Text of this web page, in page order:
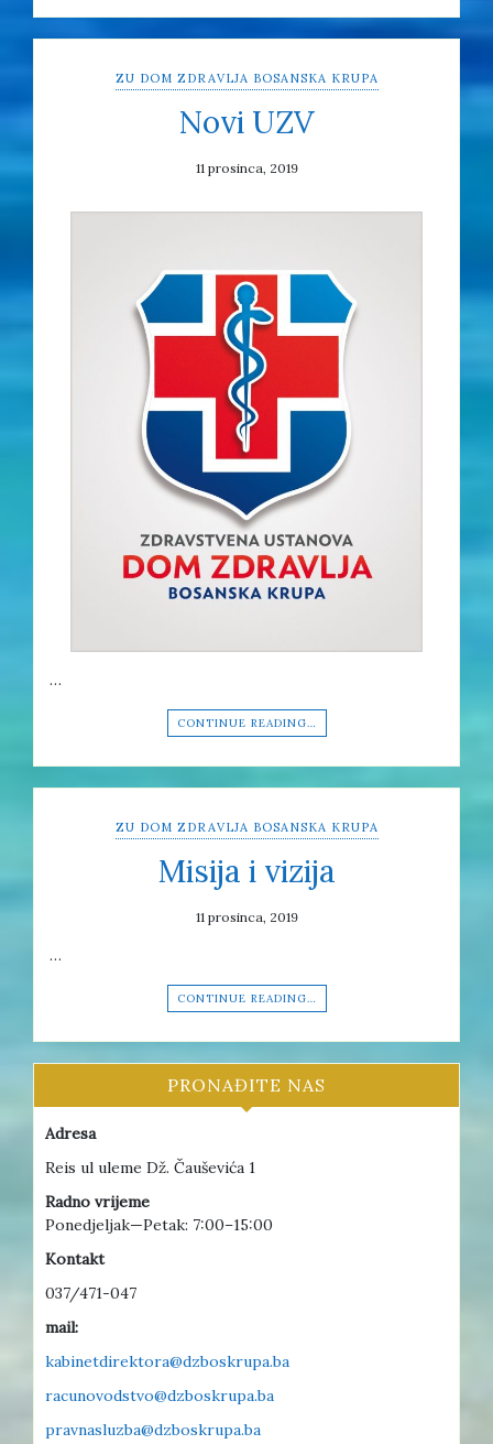
ZU DOM ZDRAVLJA BOSANSKA KRUPA
Novi UZV
11 prosinca, 2019
…
CONTINUE READING…
ZU DOM ZDRAVLJA BOSANSKA KRUPA
Misija i vizija
11 prosinca, 2019
…
CONTINUE READING…
PRONAĐITE NAS
Adresa
Reis ul uleme Dž. Čauševića 1
Radno vrijeme
Ponedjeljak—Petak: 7:00–15:00
Kontakt
037/471-047
mail:
kabinetdirektora@dzboskrupa.ba
racunovodstvo@dzboskrupa.ba
pravnasluzba@dzboskrupa.ba